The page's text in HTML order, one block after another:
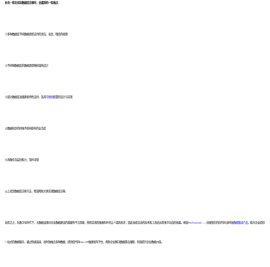
补充一些在实际数据库迁移时，会遇到的一些难点：
①多种数据库不同数据类型支持的语法、长度、精度的梳理
②不同种数据库的数据类型映射架构设计
③部分数据库高级建表特性支持，及其可视化配置的设计与实现
④数据同步的时候不影响原有的业务库
⑤具备任务监控能力，及时寻错
以上就是数据库迁移方法，希望帮助大家实现数据库迁移。
总而言之，在数字化时代下，大数据治理对企业数据建设的重要性不言而喻，然而实现的困难有时也让人望而却步，因此选择合适的技术和工具会达到事半功倍的效果。帆软FineDataLink ——中国领先的低代码/高时效数据集成产品 ，能为企业提供
一站式的数据服务，通过快速连接、高时效融合多种数据，提供低代码Data API敏捷发布平台，帮助企业解决数据孤岛难题，有效提升企业数据价值。